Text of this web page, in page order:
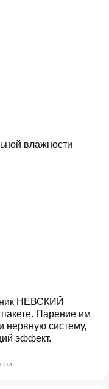
влажности
НЕВСКИЙ
Парение им
нервную систему,
эффект.